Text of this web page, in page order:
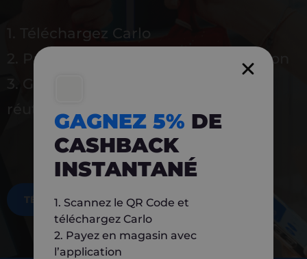
1. Téléchargez Carlo
2. Payez en magasin avec l’application
3. Gagnez instantanément 5 % à
réutiliser
TÉLÉCHARGEZ MAINTENANT
GAGNEZ 5% DE
CASHBACK
INSTANTANÉ
1. Scannez le QR Code et
téléchargez Carlo
2. Payez en magasin avec
l’application